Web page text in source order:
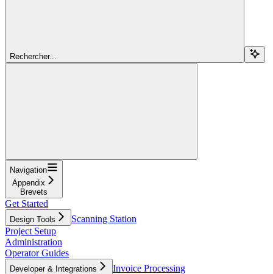
Rechercher...
Navigation
Appendix
Brevets
Get Started
Design Tools
Scanning Station
Project Setup
Administration
Operator Guides
Developer & Integrations
Invoice Processing